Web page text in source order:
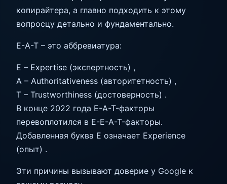
копирайтера, а главно подходить к этому
вопросцу детально и фундаментально.
E-A-T – это аббревиатура:
E – Expertise (экспертность) ,
A – Authoritativeness (авторитетность) ,
T – Trustworthiness (достоверность) .
В конце 2022 года E-A-T-факторы
перевоплотился в E-E-A-T-факторы.
Добавленная буква E означает Experience
(опыт) .
Эти причины вызывают доверие у Google к